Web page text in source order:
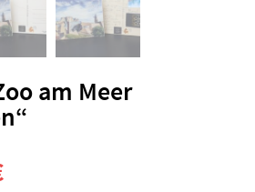
am Meer
Aktueller